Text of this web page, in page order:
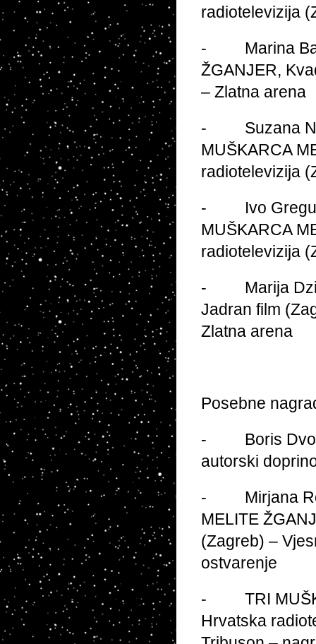
radiotelevizija
- Marina
ŽGANJER,
– Zlatna arena
- Suzana
MUŠKARCA
radiotelevizija
- Ivo
MUŠKARCA
radiotelevizija
- Marija
Jadran film
Zlatna arena
Posebne
- Boris
autorski
- Mirjana
MELITE
(Zagreb) –
ostvarenje
- TRI
Hrvatska